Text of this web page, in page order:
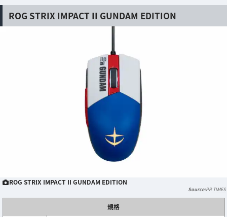
ROG STRIX IMPACT II GUNDAM EDITION
ROG STRIX IMPACT II GUNDAM EDITION
PR TIMES
規格